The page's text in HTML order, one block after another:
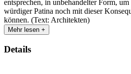
entsprechen, in unbehandelter Form,
würdiger Patina noch mit dieser
können. (Text: Architekten)
Mehr lesen +
Details